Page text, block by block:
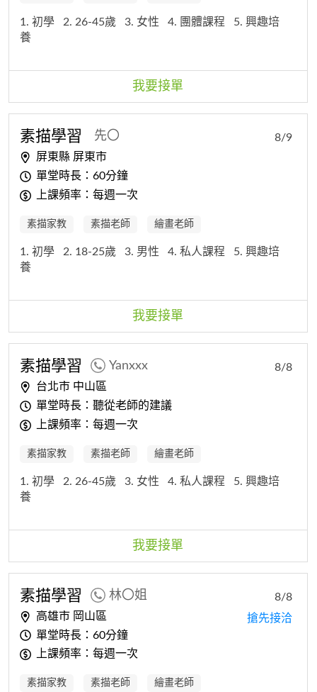
1. 初學 2. 26-45歲 3. 女性 4. 團體課程
5. 興趣培
養
我要接單
素描學習 先〇
屏東縣 屏東市
單堂時長：60分鐘
上課頻率：每週一次
8/9
素描家教 素描老師 繪畫老師
1. 初學 2. 18-25歲 3. 男性 4. 私人課程
5. 興趣培
養
我要接單
素描學習 Yanxxx
台北市 中山區
單堂時長：聽從老師的建議
上課頻率：每週一次
8/8
素描家教 素描老師 繪畫老師
1. 初學 2. 26-45歲 3. 女性 4. 私人課程
5. 興趣培
養
我要接單
素描學習 林〇姐
高雄市 岡山區
單堂時長：60分鐘
上課頻率：每週一次
8/8
搶先接洽
素描家教 素描老師 繪畫老師